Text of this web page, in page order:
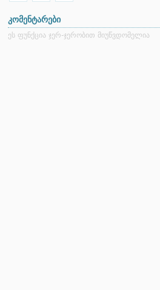
კომენტარები
ეს ფუნქცია ჯერ-ჯერობით მიუწვდომელია